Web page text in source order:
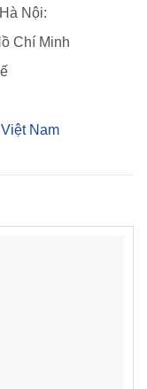
Nội:
Chí Minh
Nam